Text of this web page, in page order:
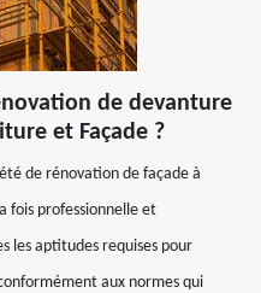
de devanture
et Façade ?
de rénovation de façade à
fois professionnelle et
les aptitudes requises pour
aux normes qui